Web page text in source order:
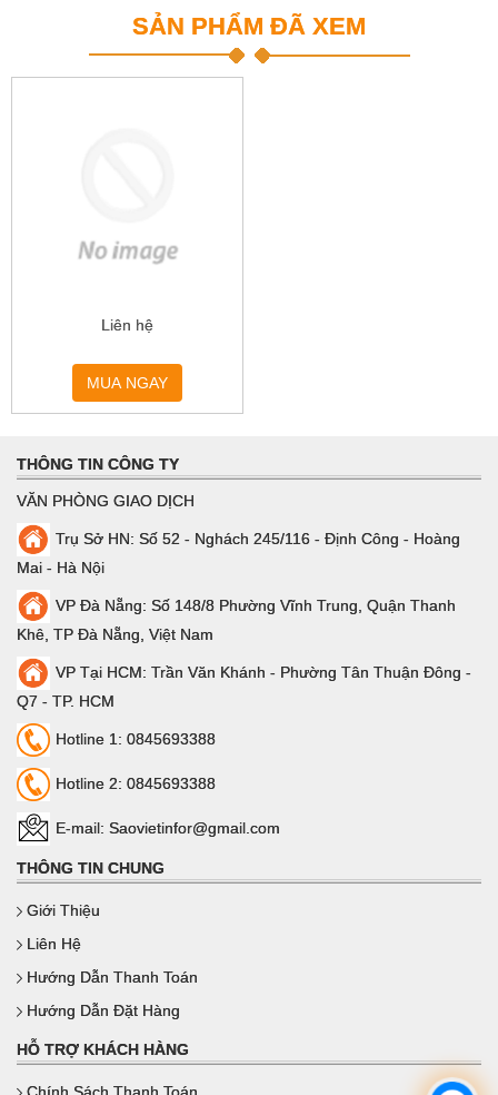
SẢN PHẨM ĐÃ XEM
Liên hệ
MUA NGAY
THÔNG TIN CÔNG TY
VĂN PHÒNG GIAO DỊCH
Trụ Sở HN: Số 52 - Nghách 245/116 - Định Công - Hoàng
Mai - Hà Nội
VP Đà Nẵng: Số 148/8 Phường Vĩnh Trung, Quận Thanh
Khê, TP Đà Nẵng, Việt Nam
VP Tại HCM: Trần Văn Khánh - Phường Tân Thuận Đông -
Q7 - TP. HCM
Hotline 1: 0845693388
Hotline 2: 0845693388
E-mail: Saovietinfor@gmail.com
THÔNG TIN CHUNG
Giới Thiệu
Liên Hệ
Hướng Dẫn Thanh Toán
Hướng Dẫn Đặt Hàng
HỖ TRỢ KHÁCH HÀNG
Chính Sách Thanh Toán